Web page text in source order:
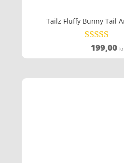
Tailz Fluffy Bunny Tail
Vurderet
4.6
199,00 kr.